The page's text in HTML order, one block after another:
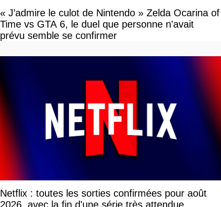
« J’admire le culot de Nintendo » Zelda Ocarina of
Time vs GTA 6, le duel que personne n'avait
prévu semble se confirmer
Netflix : toutes les sorties confirmées pour août
2026, avec la fin d'une série très attendue